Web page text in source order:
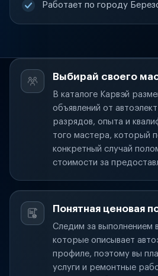
Работает по городу
Выбирай своего
В каталоге Карвэй
объявлений от
разрядов, опыта и
того мастера, который
конкретный случай
стоимости за
Понятная ценовая
Следим за выполнением
которые описывает
профиле, поэтому вы
услуги и ремонтные